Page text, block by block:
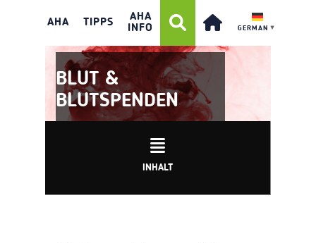
AHA TIPPS
AHA
INFO
GERMAN ▼
BLUT &
BLUTSPENDEN
INHALT